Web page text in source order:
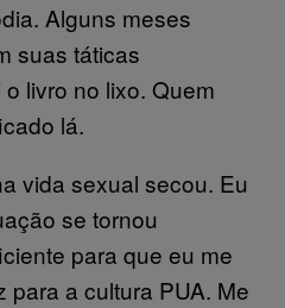
Alguns meses
suas táticas
livro no lixo. Quem
lá.
vida sexual secou. Eu
se tornou
para que eu me
para a cultura PUA. Me